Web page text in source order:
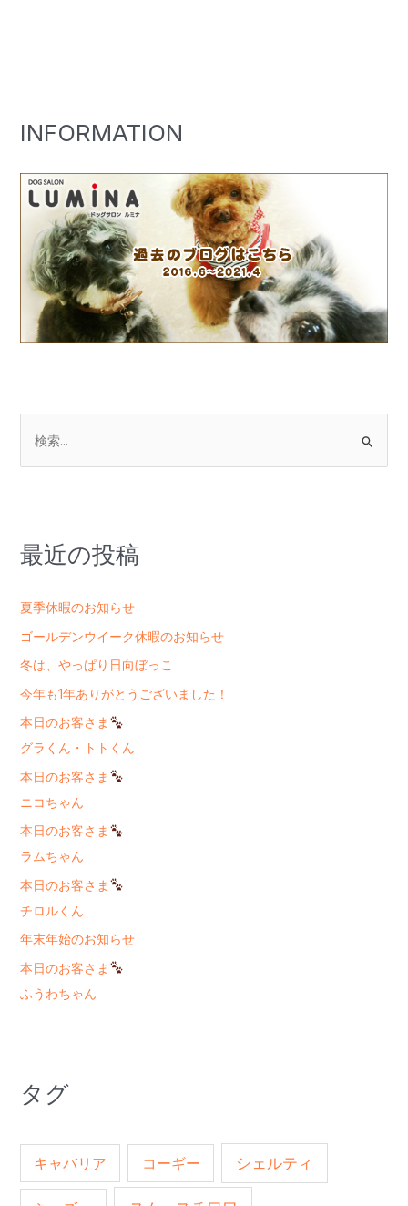
INFORMATION
索
最近の投稿
夏季休暇のお知らせ
ゴールデンウイーク休暇のお知らせ
冬は、やっぱり日向ぼっこ
今年も1年ありがとうございました！
本日のお客さま
グラくん・トトくん
本日のお客さま
ニコちゃん
本日のお客さま
ラムちゃん
本日のお客さま
チロルくん
年末年始のお知らせ
本日のお客さま
ふうわちゃん
タグ
キャバリア コーギー シェルティ